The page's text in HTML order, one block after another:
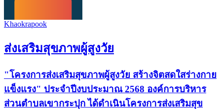
Khaokrapook
ส่งเสริมสุขภาพผู้สูงวัย
"โครงการส่งเสริมสุขภาพผู้สูงวัย สร้างจิตสดใสร่างกาย
แข็งแรง" ประจำปีงบประมาณ 2568 องค์การบริหาร
ส่วนตำบลเขากระปุก ได้ดำเนินโครงการส่งเสริมสุข